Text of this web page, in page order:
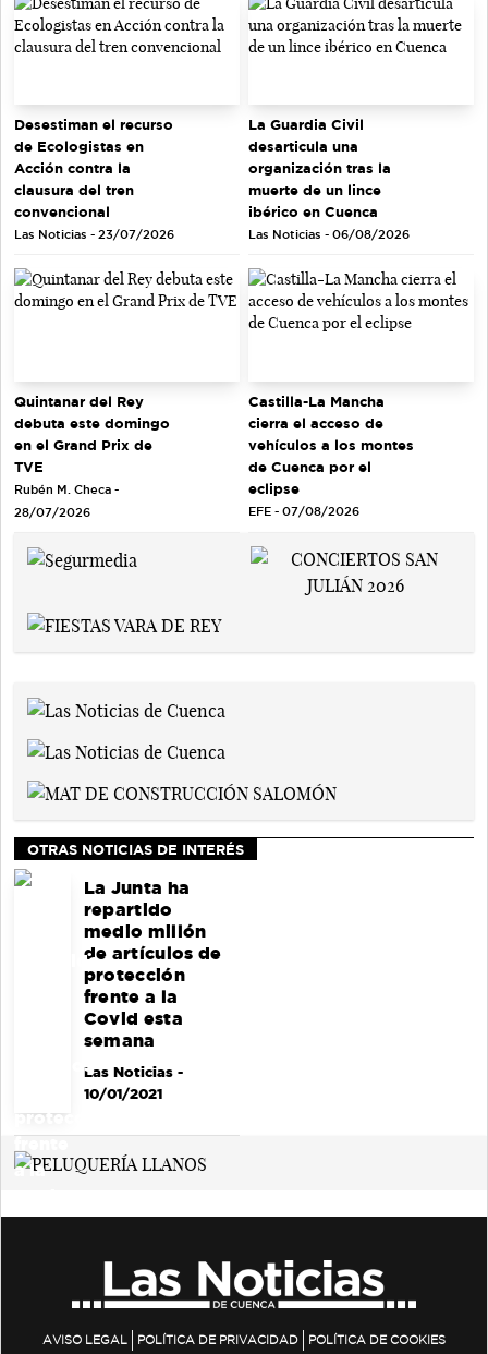
Desestiman el recurso
de Ecologistas en
Acción contra la
clausura del tren
convencional
Las Noticias - 23/07/2026
La Guardia Civil
desarticula una
organización tras la
muerte de un lince
ibérico en Cuenca
Las Noticias - 06/08/2026
Quintanar del Rey
debuta este domingo
en el Grand Prix de
TVE
Rubén M. Checa -
28/07/2026
Castilla-La Mancha
cierra el acceso de
vehículos a los montes
de Cuenca por el
eclipse
EFE - 07/08/2026
OTRAS NOTICIAS DE INTERÉS
La Junta ha
repartido
medio millón
de artículos de
protección
frente a la
Covid esta
semana
Las Noticias-
10/01/2021
AVISO LEGAL POLÍTICA DE PRIVACIDAD POLÍTICA DE COOKIES